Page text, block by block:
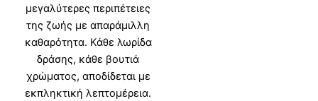
μεγαλύτερες περιπέτειες
της ζωής με απαράμιλλη
καθαρότητα. Κάθε λωρίδα
δράσης, κάθε βουτιά
χρώματος, αποδίδεται με
εκπληκτική λεπτομέρεια.